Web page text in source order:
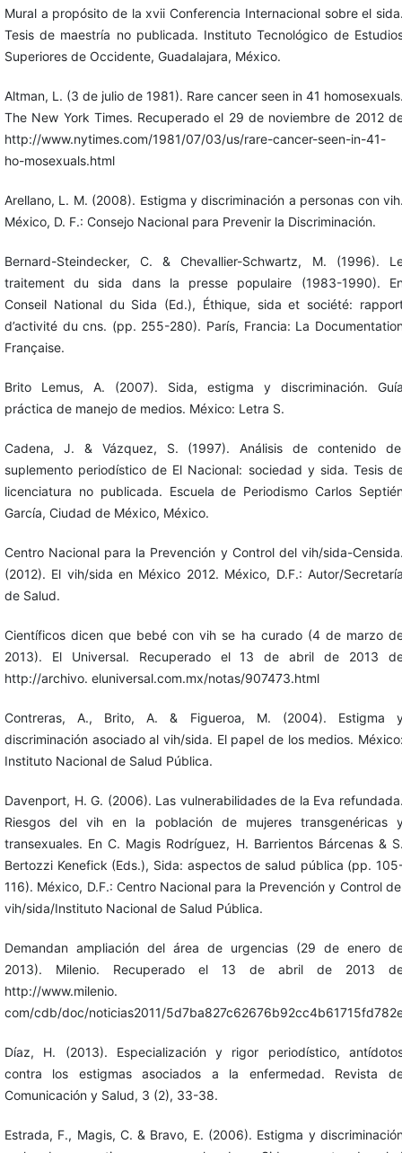
Mural a propósito de la xvii Conferencia Internacional sobre el
Tesis de maestría no publicada. Instituto Tecnológico de
Superiores de Occidente, Guadalajara, México.
Altman, L. (3 de julio de 1981). Rare cancer seen in 41
The New York Times. Recuperado el 29 de noviembre de 2012
http://www.nytimes.com/1981/07/03/us/rare-cancer-seen-in-41-
ho-mosexuals.html
Arellano, L. M. (2008). Estigma y discriminación a personas con
México, D. F.: Consejo Nacional para Prevenir la Discriminación.
Bernard-Steindecker, C. & Chevallier-Schwartz, M. (1996).
traitement du sida dans la presse populaire (1983-1990).
Conseil National du Sida (Ed.), Éthique, sida et société:
d’activité du cns. (pp. 255-280). París, Francia: La
Française.
Brito Lemus, A. (2007). Sida, estigma y discriminación.
práctica de manejo de medios. México: Letra S.
Cadena, J. & Vázquez, S. (1997). Análisis de contenido
suplemento periodístico de El Nacional: sociedad y sida. Tesis
licenciatura no publicada. Escuela de Periodismo Carlos
García, Ciudad de México, México.
Centro Nacional para la Prevención y Control del vih/sida-
(2012). El vih/sida en México 2012. México, D.F.: Autor/
de Salud.
Científicos dicen que bebé con vih se ha curado (4 de marzo
2013). El Universal. Recuperado el 13 de abril de 2013
http://archivo. eluniversal.com.mx/notas/907473.html
Contreras, A., Brito, A. & Figueroa, M. (2004). Estigma
discriminación asociado al vih/sida. El papel de los medios.
Instituto Nacional de Salud Pública.
Davenport, H. G. (2006). Las vulnerabilidades de la Eva
Riesgos del vih en la población de mujeres transgenéricas
transexuales. En C. Magis Rodríguez, H. Barrientos Bárcenas &
Bertozzi Kenefick (Eds.), Sida: aspectos de salud pública (pp.
116). México, D.F.: Centro Nacional para la Prevención y Control
vih/sida/Instituto Nacional de Salud Pública.
Demandan ampliación del área de urgencias (29 de enero
2013). Milenio. Recuperado el 13 de abril de 2013
http://www.milenio.
com/cdb/doc/noticias2011/
Díaz, H. (2013). Especialización y rigor periodístico,
contra los estigmas asociados a la enfermedad. Revista
Comunicación y Salud, 3 (2), 33-38.
Estrada, F., Magis, C. & Bravo, E. (2006). Estigma y